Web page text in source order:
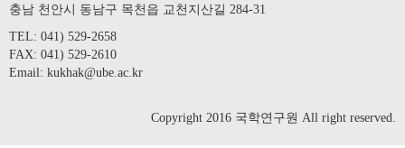
충남 천안시 동남구 목천읍 교천지산길 284-31
TEL: 041) 529-2658
FAX: 041) 529-2610
Email: kukhak@ube.ac.kr
Copyright 2016 국학연구원 All right reserved.